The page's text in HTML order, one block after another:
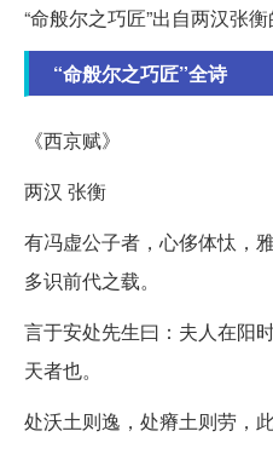
“命般尔之巧匠”出自两汉张
“命般尔之巧匠”全诗
《西京赋》
两汉 张衡
有冯虚公子者，心侈体忲，
多识前代之载。
言于安处先生曰：夫人在阳
天者也。
处沃土则逸，处瘠土则劳，